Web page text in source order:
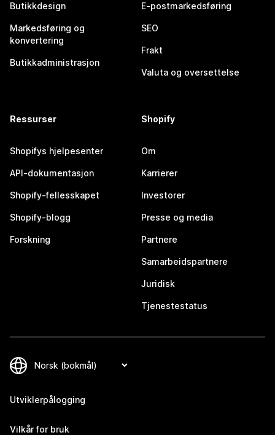
Butikkdesign
Markedsføring og
konvertering
Butikkadministrasjon
E-postmarkedsføring
SEO
Frakt
Valuta og oversettelse
Ressurser
Shopifys hjelpesenter
API-dokumentasjon
Shopify-fellesskapet
Shopify-blogg
Forskning
Shopify
Om
Karrierer
Investorer
Presse og media
Partnere
Samarbeidspartnere
Juridisk
Tjenestestatus
Utviklerpålogging
Vilkår for bruk